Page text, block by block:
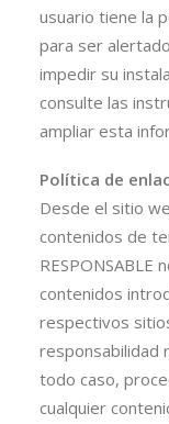
usuario tiene la
para ser
impedir su
consulte las
ampliar esta
Política de
Desde el sitio
contenidos de
contenidos
respectivos
responsabilidad
todo caso,
cualquier